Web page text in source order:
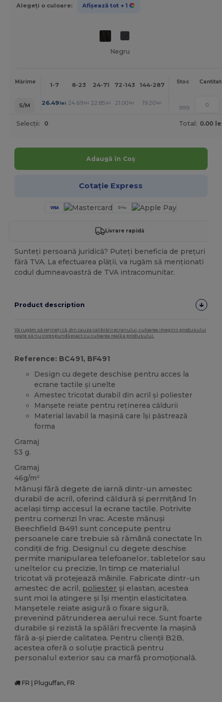
Alegeți o culoare: Afișează tot + 1
Negru
Mărime 1-7 8-23 24-71 72-143 144-287 288 +
Mai
Stoc
S/M 26.49lei 24.69 lei 22.85 lei 21.00 lei 19.20 lei 18.28
999
Selecții: 0 Total: 0.00
Adaugă în Coș
Cotație Express
Livrare rapidă
Sunteți persoană juridică? Puteți beneficia de prețuri
fără TVA. La efectuarea plății, va rugăm să menționati
codul dumneavoastră de TVA intracomunitar.
Product description
Vă rugăm să rețineți că, din cauza calibrării ecranului, culoarea imaginii produsului
poate să nu corespundă exact cu culoarea reală a produsului.
Reference: BC491, BF491
Design cu degete deschise pentru acces la
ecrane tactile și unelte
Amestec tricotat durabil din acril și poliester
Manșete reiate pentru reținerea căldurii
Material lavabil la mașină care își păstrează
forma
Gramaj
53 g.
Gramaj
46g/m²
Mănuși fără degete de iarnă dintr-un amestec
durabil de acril, oferind căldură și permițând în
același timp accesul la ecrane tactile. Potrivite
pentru comenzi în vrac. Aceste mănuși
Beechfield B491 sunt concepute pentru
persoanele care trebuie să rămână conectate în
condiții de frig. Designul cu degete deschise
permite manipularea telefoanelor, tabletelor sau
uneltelor cu precizie, în timp ce materialul
tricotat vă protejează mâinile. Fabricate dintr-un
amestec de acril, poliester și elastan, acestea
sunt moi la atingere și își mențin elasticitatea.
Manșetele reiate asigură o fixare sigură,
prevenind pătrunderea aerului rece. Sunt foarte
durabile și rezistă la spălări frecvente la mașină
fără a-și pierde calitatea. Pentru clienții B2B,
acestea oferă o soluție practică pentru
personalul exterior sau ca marfă promoțională.
FR | Pluguffan, FR